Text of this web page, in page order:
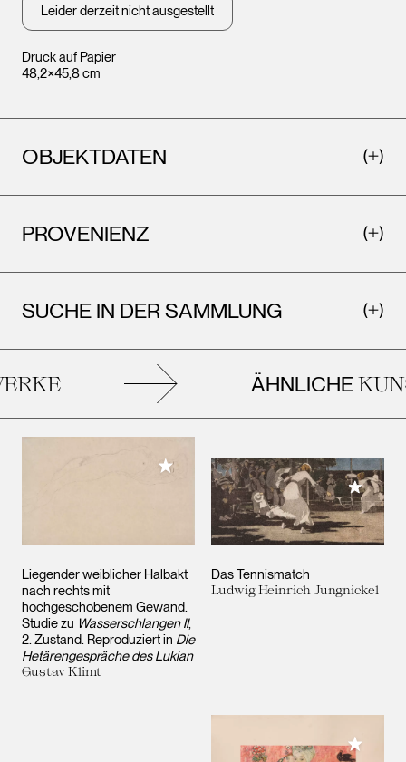
Druck auf Papier
48,2×45,8 cm
Leider derzeit nicht ausgestellt
OBJEKTDATEN
PROVENIENZ
SUCHE IN DER SAMMLUNG
ÄHNLICHE
Liegender weiblicher Halbakt
nach rechts mit
hochgeschobenem Gewand.
Studie zu Wasserschlangen II,
2. Zustand. Reproduziert in Die
Hetärengespräche des Lukian
Gustav Klimt
Meiner Sammlung hinzufügen
Das Tennismatch
Ludwig Heinrich Jungnickel
Meiner
Meiner